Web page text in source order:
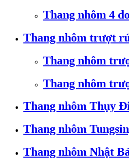
Thang nhôm 4
Thang nhôm trượt
Thang nhôm
Thang nhôm
Thang nhôm Thụy
Thang nhôm
Thang nhôm Nhật